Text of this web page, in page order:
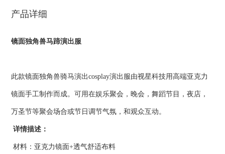
产品详细
镜面独角兽马蹄演出服
此款镜面独角兽骑马演出cosplay演出服由视星科技用高端亚克力
镜面手工制作而成。可用在娱乐聚会，晚会，舞蹈节目，夜店，
万圣节等聚会场合或节日调节气氛，和观众互动。
详情描述：
材料：亚克力镜面+透气舒适布料